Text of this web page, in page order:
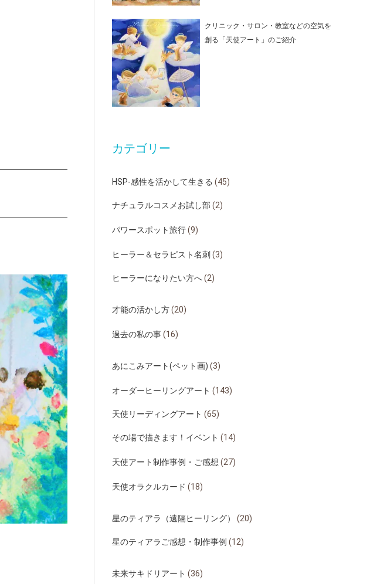
クリニック・サロン・教室などの空気を
創る「天使アート」のご紹介
カテゴリー
HSP-感性を活かして生きる (45)
ナチュラルコスメお試し部 (2)
パワースポット旅行(9)
ヒーラー＆セラピスト名刺 (3)
ヒーラーになりたい方へ(2)
才能の活かし方(20)
過去の私の事(16)
あにこみアート(ペット画) (3)
オーダーヒーリングアート (143)
天使リーディングアート (65)
その場で描きます！イベント (14)
天使アート制作事例・ご感想 (27)
天使オラクルカード (18)
星のティアラ（遠隔ヒーリング） (20)
星のティアラご感想・制作事例 (12)
未来サキドリアート (36)